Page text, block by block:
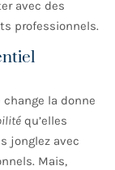
avec des
professionnels.
change la donne
qu’elles
jonglez avec
Mais,